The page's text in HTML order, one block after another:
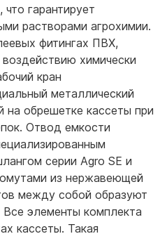
гарантирует
растворами агрохимии.
фитингах ПВХ,
химически
кран
металлический
на обрешетке кассеты при
Отвод емкости
серии Agro SE и
из нержавеющей
между собой образуют
элементы комплекта
кассеты. Такая